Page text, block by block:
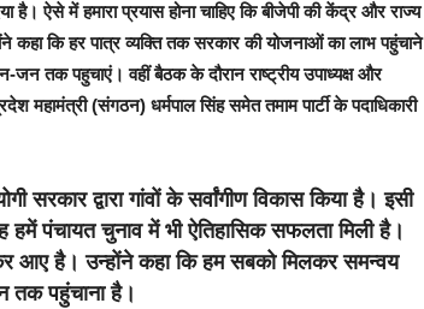
ऐसे में हमारा प्रयास होना चाहिए कि बीजेपी की केंद्र और राज्य
कहा कि हर पात्र व्यक्ति तक सरकार की योजनाओं का लाभ पहुंचाने
तक पहुचाएं। वहीं बैठक के दौरान राष्ट्रीय उपाध्यक्ष और
महामंत्री (संगठन) धर्मपाल सिंह समेत तमाम पार्टी के पदाधिकारी
सरकार द्वारा गांवों के सर्वांगीण विकास किया है। इसी
हमें पंचायत चुनाव में भी ऐतिहासिक सफलता मिली है।
आए है। उन्होंने कहा कि हम सबको मिलकर समन्वय
तक पहुंचाना है।